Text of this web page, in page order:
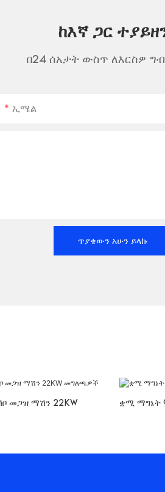
ከእኛ ጋር
በ24 ሰአታት ውስጥ ለእርስዎ
ኢሜል
ጥያቄውን አሁን ይላኩ
መጋዝ ማሽን 22KW
ቋሚ ማግኔት